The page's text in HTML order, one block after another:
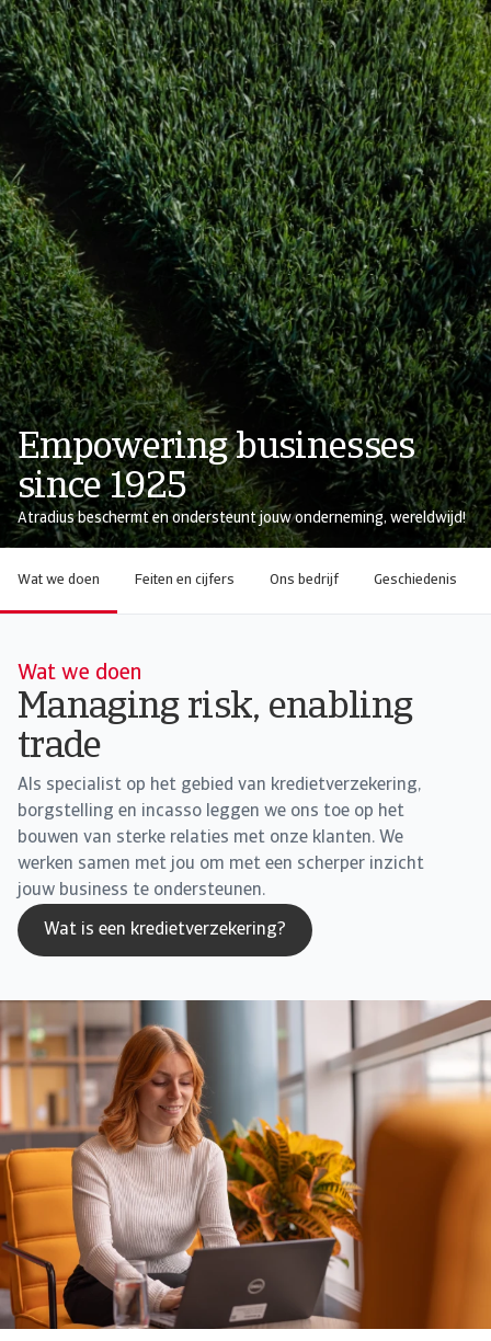
Empowering businesses
since 1925
Atradius beschermt en ondersteunt jouw onderneming, wereldwijd!
Wat we doen Feiten en cijfers Ons bedrijf Geschiedenis
Wat we doen
Managing risk, enabling
trade
Als specialist op het gebied van kredietverzekering,
borgstelling en incasso leggen we ons toe op het
bouwen van sterke relaties met onze klanten. We
werken samen met jou om met een scherper inzicht
jouw business te ondersteunen.
Wat is een kredietverzekering?